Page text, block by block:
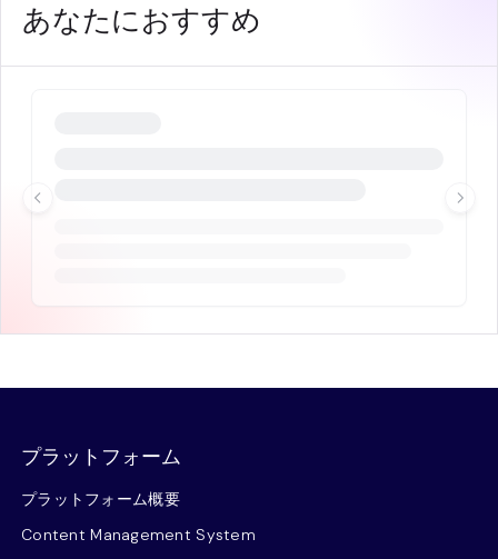
あなたにおすすめ
プラットフォーム
プラットフォーム概要
Content Management System